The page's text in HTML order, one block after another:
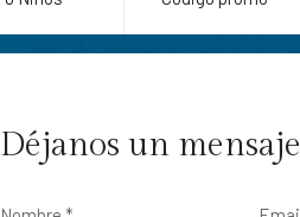
Déjanos un mensaje